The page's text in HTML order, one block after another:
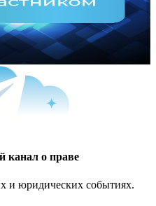
о праве
и юридических событиях.